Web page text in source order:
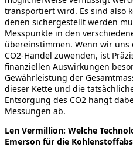
transportiert wird. Es sind also
denen sichergestellt werden
Messpunkte in den
übereinstimmen. Wenn wir
CO2-Handel zuwenden, ist
finanziellen Auswirkungen
Gewährleistung der
dieser Kette und die
Entsorgung des CO2 hängt
Messungen ab.
Len Vermillion: Welche
Emerson für die